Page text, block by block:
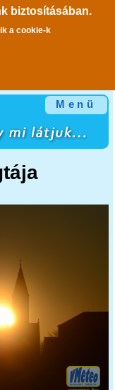
biztosításában.
a cookie-k
Menü